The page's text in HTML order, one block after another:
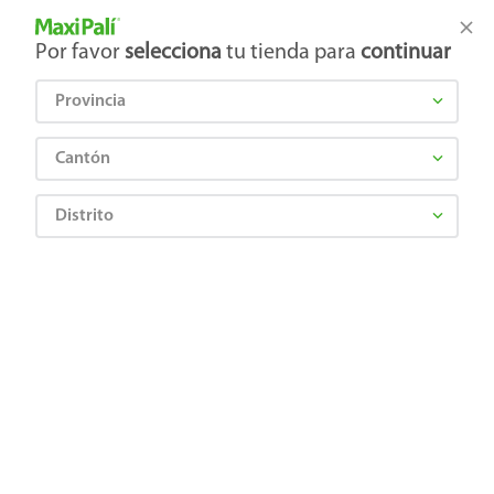
Tienda Maxi Palí
Por favor selecciona tu tienda para continuar
Provincia
Cantón
Distrito